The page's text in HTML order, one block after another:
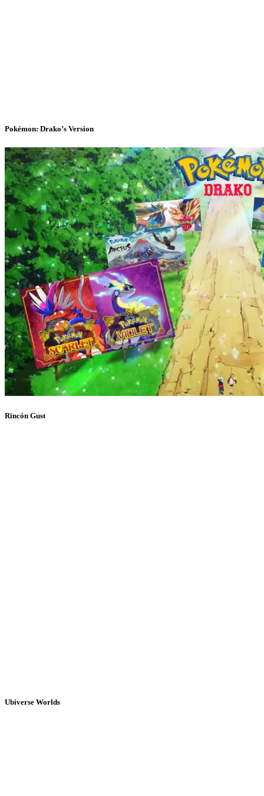
Pokémon: Drako’s Version
Rincón Gust
Ubiverse Worlds